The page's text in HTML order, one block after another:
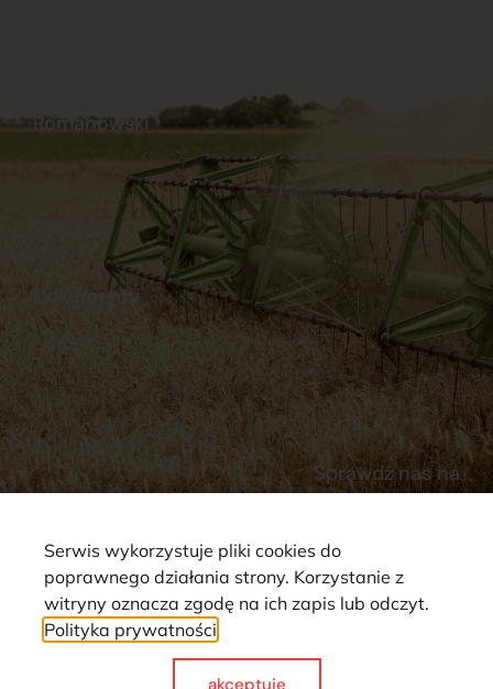
Dokumenty
Regulamin
Polityka prywatności
Reklamacje i zwroty
Dostawy
Płatności
Romanowski
Sklep internetowy
Praca
Ubezpieczenia
Sprawdź nas na
Strona wykorzystuje pliki cookie. Wszystkie prawa zastrzeżone ©
Serwis wykorzystuje pliki cookies do
poprawnego działania strony. Korzystanie z
witryny oznacza zgodę na ich zapis lub odczyt.
Polityka prywatności
akceptuje